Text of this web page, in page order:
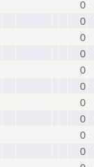
0
0
0
0
0
0
0
0
0
0